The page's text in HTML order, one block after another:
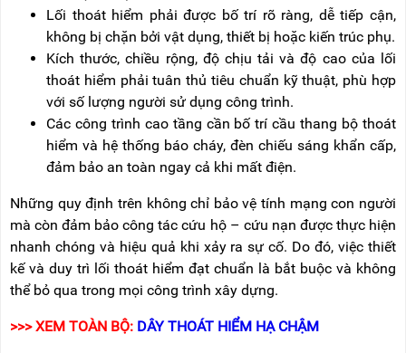
Lối thoát hiểm phải được bố trí rõ ràng, dễ tiếp cận,
không bị chặn bởi vật dụng, thiết bị hoặc kiến trúc phụ.
Kích thước, chiều rộng, độ chịu tải và độ cao của lối
thoát hiểm phải tuân thủ tiêu chuẩn kỹ thuật, phù hợp
với số lượng người sử dụng công trình.
Các công trình cao tầng cần bố trí cầu thang bộ thoát
hiểm và hệ thống báo cháy, đèn chiếu sáng khẩn cấp,
đảm bảo an toàn ngay cả khi mất điện.
Những quy định trên không chỉ bảo vệ tính mạng con người
mà còn đảm bảo công tác cứu hộ – cứu nạn được thực hiện
nhanh chóng và hiệu quả khi xảy ra sự cố. Do đó, việc thiết
kế và duy trì lối thoát hiểm đạt chuẩn là bắt buộc và không
thể bỏ qua trong mọi công trình xây dựng.
>>> XEM TOÀN BỘ: DÂY THOÁT HIỂM HẠ CHẬM